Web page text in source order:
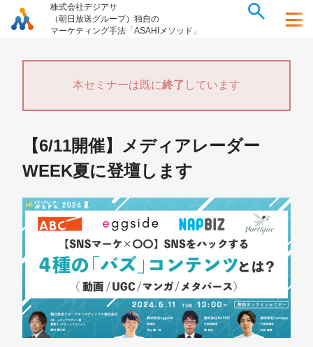
株式会社デジアサ
（朝日放送グループ）独自の
マーケティング手法「ASAHIメソッド」
本セミナーは既に終了 しています
【6/11開催】メディアレーダー
WEEK夏に登壇します